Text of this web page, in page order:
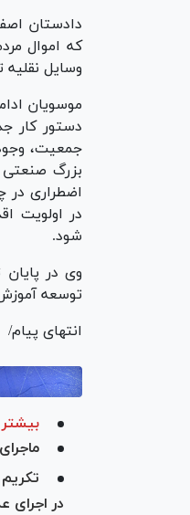
دادستان
که اموال
وسایل
موسویان
دستور کار
جمعیت،
بزرگ
اضطراری در
در اولویت
شود.
وی در
توسعه
انتهای پیام/
بیشتر
در اجرای